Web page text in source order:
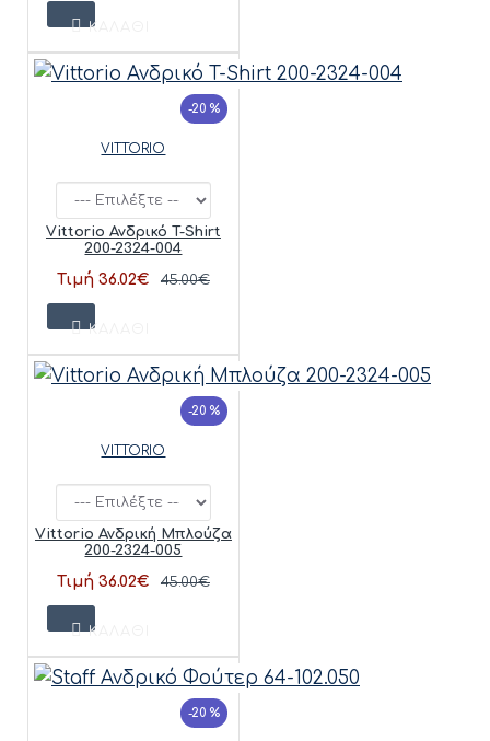
ΚΑΛΆΘΙ
-20 %
VITTORIO
Vittorio Ανδρικό T-Shirt
200-2324-004
Τιμή 36.02€ 45.00€
ΚΑΛΆΘΙ
-20 %
VITTORIO
Vittorio Ανδρική Μπλούζα
200-2324-005
Τιμή 36.02€ 45.00€
ΚΑΛΆΘΙ
-20 %